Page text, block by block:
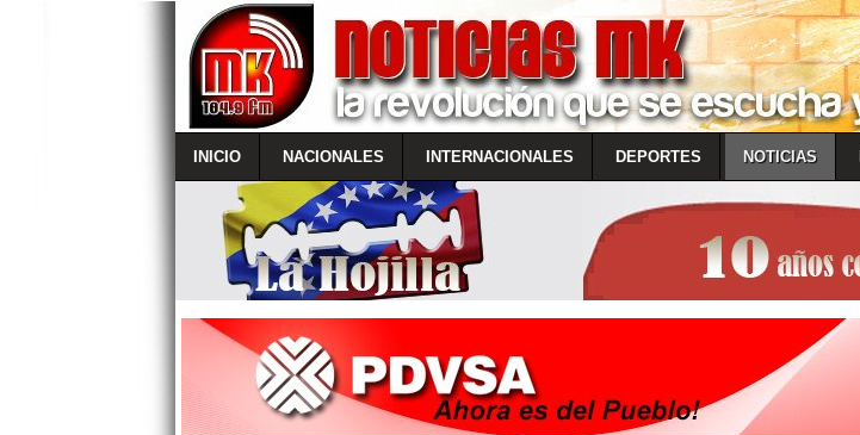
INICIO NACIONALES INTERNACIONALES DEPORTES NOTICIAS